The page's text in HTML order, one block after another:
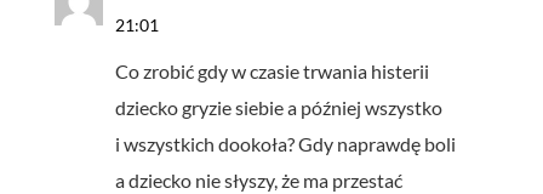
21:01
Co zrobić gdy w czasie trwania histerii
dziecko gryzie siebie a później wszystko
i wszystkich dookoła? Gdy naprawdę boli
a dziecko nie słyszy, że ma przestać